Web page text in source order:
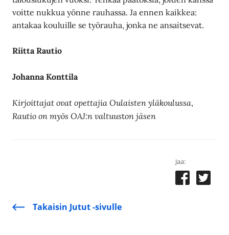
voitte nukkua yönne rauhassa. Ja ennen kaikkea:
antakaa kouluille se työrauha, jonka ne ansaitsevat.
Riitta Rautio
Johanna Konttila
Kirjoittajat ovat opettajia Oulaisten yläkoulussa,
Rautio on myös OAJ:n valtuuston jäsen
Jaa:
Takaisin Jutut -sivulle